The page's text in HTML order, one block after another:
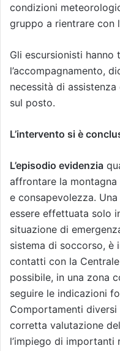
condizioni
gruppo a rientrare con
Gli escursionisti
l’accompagnamento,
necessità di
sul posto.
L’intervento si è
L’episodio evidenzia
affrontare la
e consapevolezza.
essere effettuata solo
situazione di
sistema di soccorso, è
contatti con la
possibile, in una zona
seguire le indicazioni
Comportamenti
corretta valutazione
l’impiego di importanti